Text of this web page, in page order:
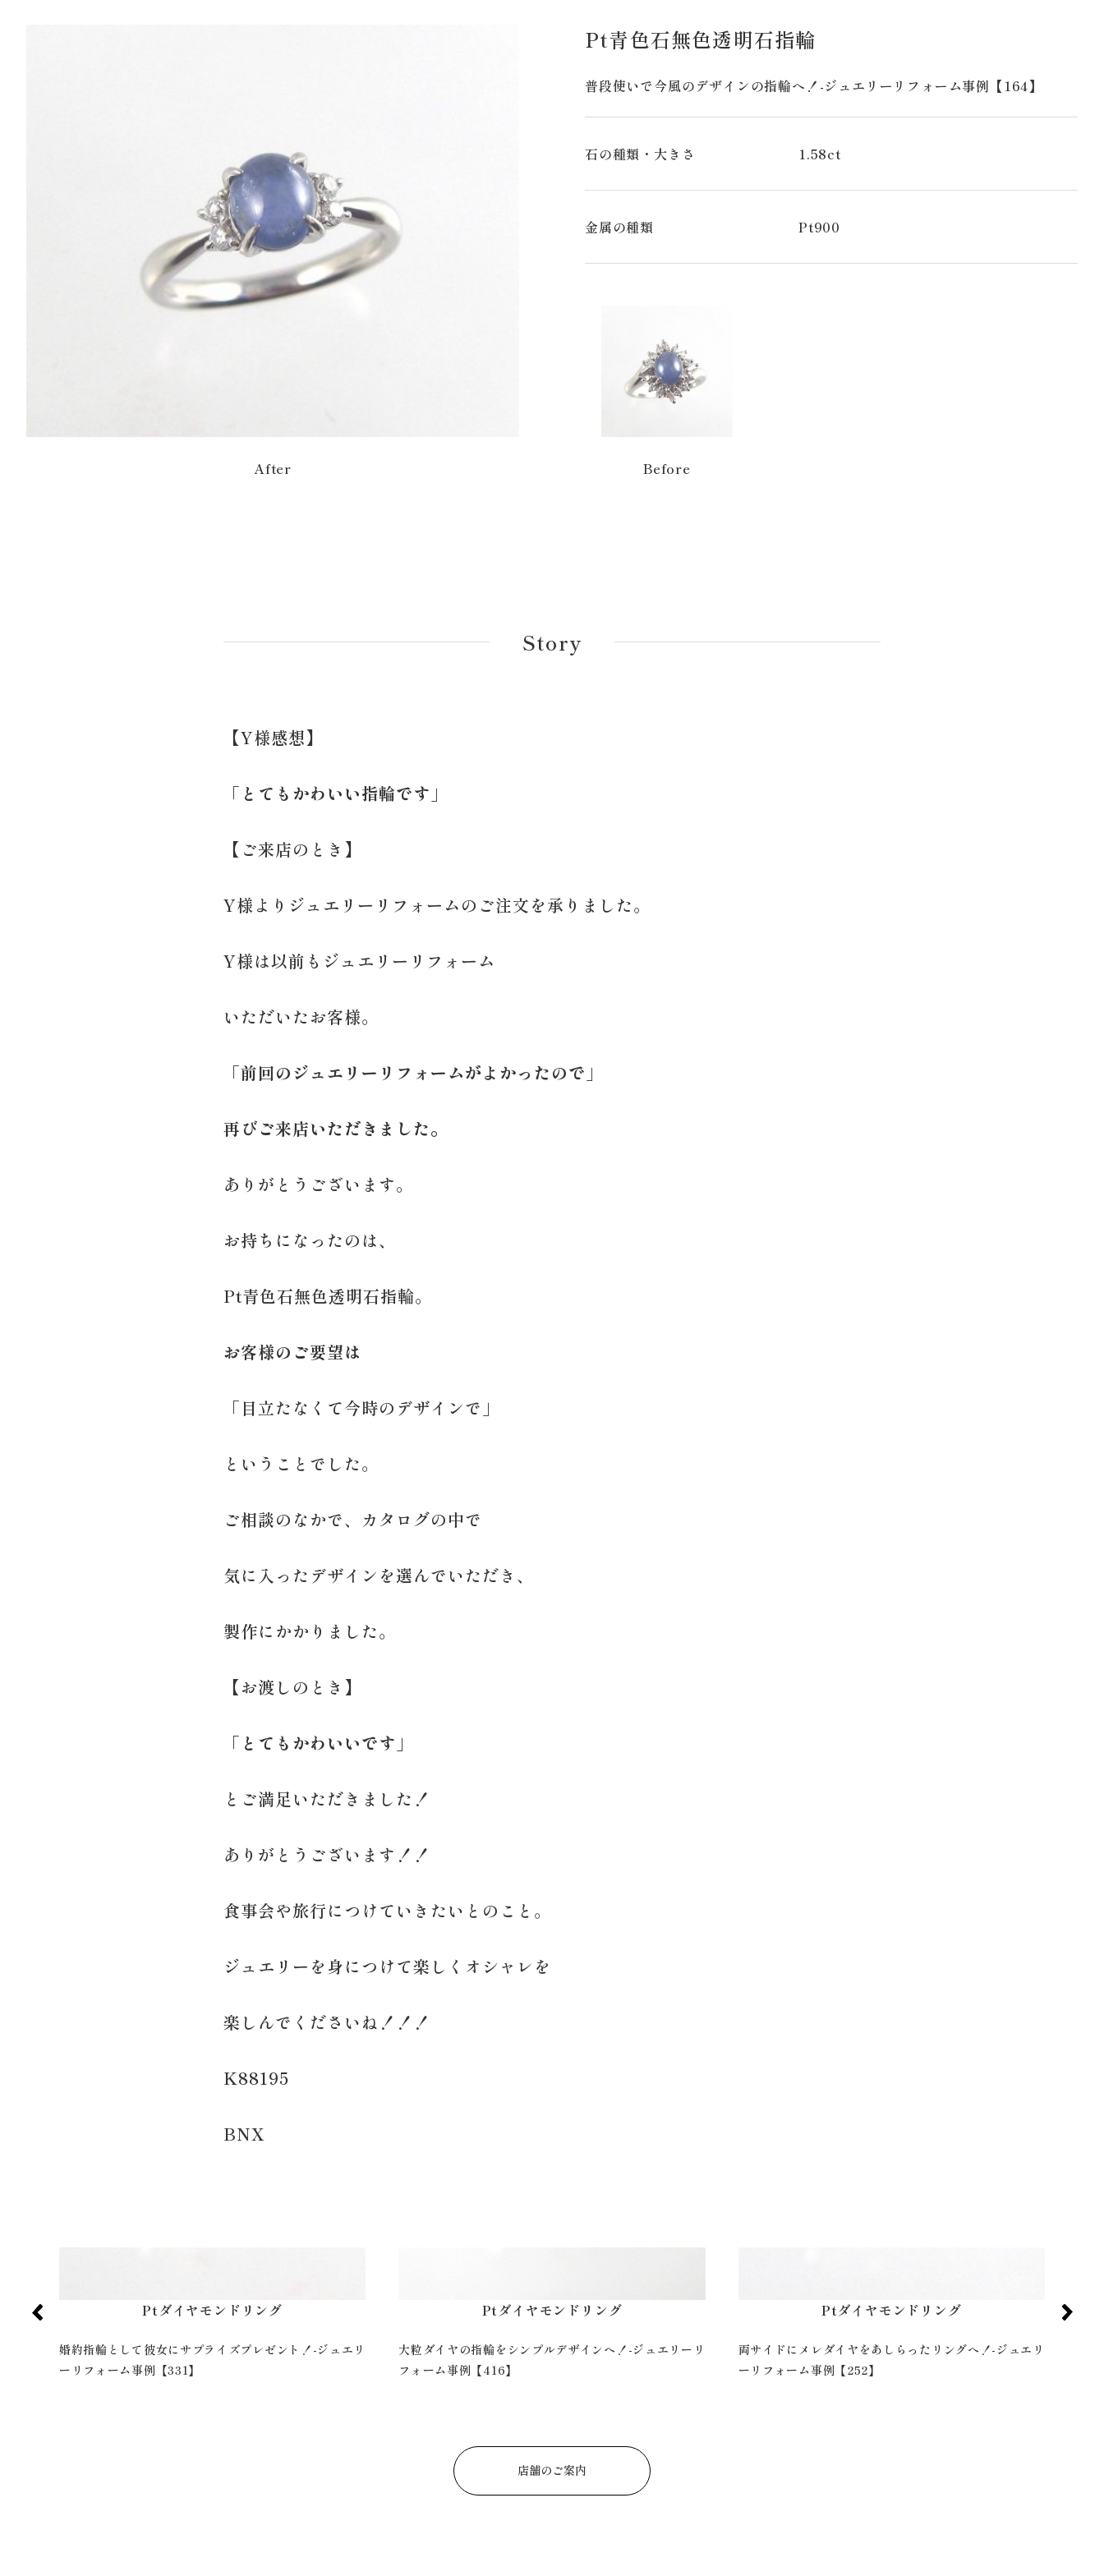
After
Pt青色石無色透明石指輪
普段使いで今風のデザインの指輪へ！-ジュエリーリフォーム事例【164】
石の種類・大きさ 1.58ct
金属の種類 Pt900
Before
Story
【Y様感想】
「とてもかわいい指輪です」
【ご来店のとき】
Y様よりジュエリーリフォームのご注文を承りました。
Y様は以前もジュエリーリフォーム
いただいたお客様。
「前回のジュエリーリフォームがよかったので」
再びご来店いただきました。
ありがとうございます。
お持ちになったのは、
Pt青色石無色透明石指輪。
お客様のご要望は
「目立たなくて今時のデザインで」
ということでした。
ご相談のなかで、カタログの中で
気に入ったデザインを選んでいただき、
製作にかかりました。
【お渡しのとき】
「とてもかわいいです」
とご満足いただきました！
ありがとうございます！！
食事会や旅行につけていきたいとのこと。
ジュエリーを身につけて楽しくオシャレを
楽しんでくださいね！！！
K88195
BNX
Ptダイヤモンドリング
大粒ダイヤの指輪をシンプルデザインへ！-ジュエリーリ
フォーム事例【416】
Ptダイヤモンドリング
両サイドにメレダイヤをあしらったリングへ！-ジュエリ
ーリフォーム事例【252】
Ptダイヤモンドリング
高さのある指輪をシンプルに！-ジュエリーリフォーム事
例【337】
店舗のご案内